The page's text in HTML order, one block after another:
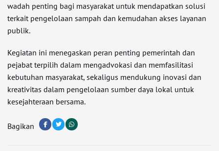
wadah penting bagi masyarakat untuk mendapatkan solusi
terkait pengelolaan sampah dan kemudahan akses layanan
publik.
Kegiatan ini menegaskan peran penting pemerintah dan
pejabat terpilih dalam mengadvokasi dan memfasilitasi
kebutuhan masyarakat, sekaligus mendukung inovasi dan
kreativitas dalam pengelolaan sumber daya lokal untuk
kesejahteraan bersama.
Bagikan